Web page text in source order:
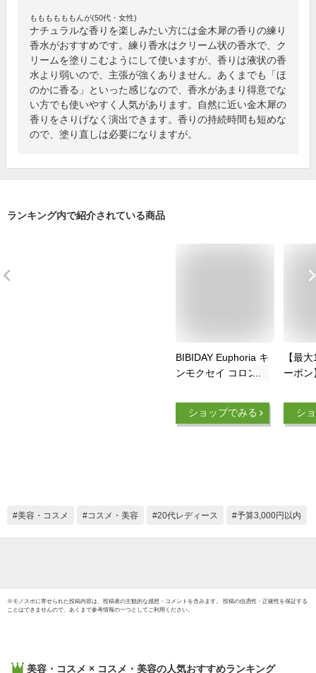
ももももももんが(50代・女性)
ナチュラルな香りを楽しみたい方には金木犀の香りの練り
香水がおすすめです。練り香水はクリーム状の香水で、ク
リームを塗りこむようにして使いますが、香りは液状の香
水より弱いので、主張が強くありません。あくまでも「ほ
のかに香る」といった感じなので、香水があまり得意でな
い方でも使いやすく人気があります。自然に近い金木犀の
香りをさりげなく演出できます。香りの持続時間も短めな
ので、塗り直しは必要になりますが。
ランキング内で紹介されている商品
BIBIDAY Euphoria キ
ンモクセイ コロン
（香水）*
ショップでみる
【最
ーポン
レ キ
り N
シ
美容・コスメ コスメ・美容 20代レディース 予算3,000円以内
※モノスポに寄せられた投稿内容は、投稿者の主観的な感想・コメントを含みます。 投稿の信憑性・正確性を保証する
ことはできませんので、あくまで参考情報の一つとしてご利用ください。
美容・コスメ × コスメ・美容の人気おすすめランキング